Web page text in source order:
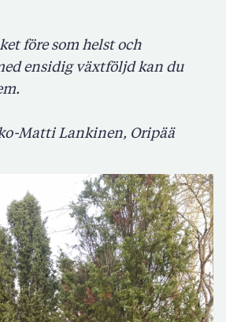
före som helst och
ensidig växtföljd kan du
Matti Lankinen, Oripää